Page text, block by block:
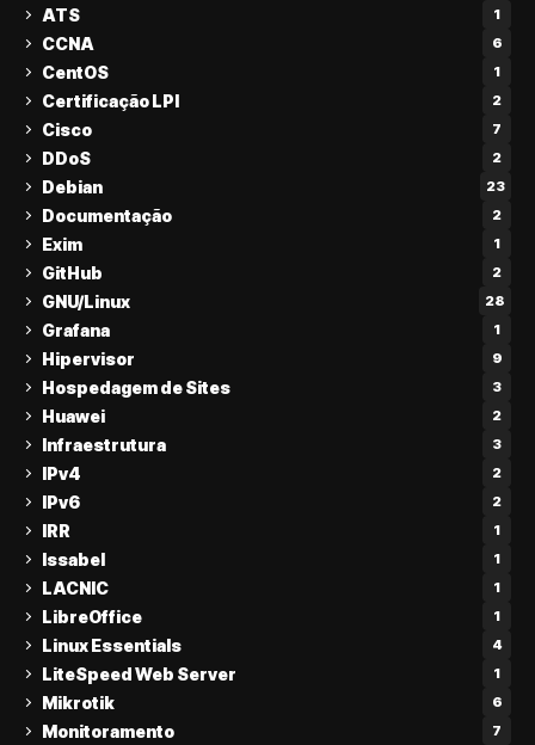
ATS 1
CCNA 6
CentOS 1
Certificação LPI 2
Cisco 7
DDoS 2
Debian 23
Documentação 2
Exim 1
GitHub 2
GNU/Linux 28
Grafana 1
Hipervisor 9
Hospedagem de Sites 3
Huawei 2
Infraestrutura 3
IPv4 2
IPv6 2
IRR 1
Issabel 1
LACNIC 1
LibreOffice 1
Linux Essentials 4
LiteSpeed Web Server 1
Mikrotik 6
Monitoramento 7